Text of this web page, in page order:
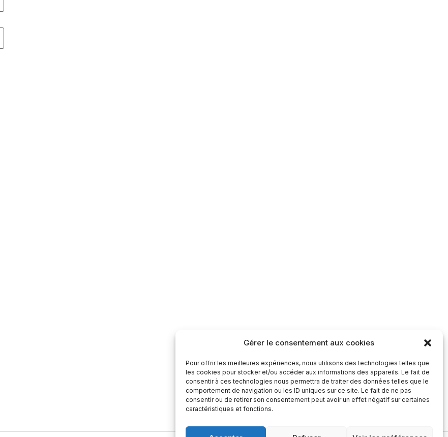
Gérer le consentement aux cookies
Pour offrir les meilleures expériences, nous utilisons des technologies telles que
les cookies pour stocker et/ou accéder aux informations des appareils. Le fait de
consentir à ces technologies nous permettra de traiter des données telles que le
comportement de navigation ou les ID uniques sur ce site. Le fait de ne pas
consentir ou de retirer son consentement peut avoir un effet négatif sur certaines
caractéristiques et fonctions.
Une question ?Contactez-nous